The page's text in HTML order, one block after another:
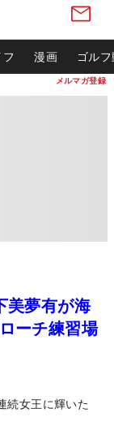
メルマガ登録
フ 漫画 ゴル
夢有が海
ーチ練習場
続女王に輝いた